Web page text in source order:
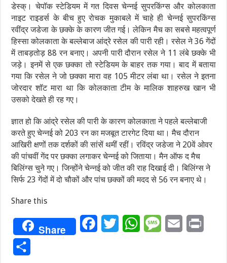
डेस्क्।चेपॉक स्टेडियम मेंगत दिवस चेन्नई सुपरकिंग्स और कोलकाता
नाइट राइडर्स के बीचहुए रोचक मुकाबले में चाहे ही चेन्नई सुपरकिंग्स
रवींद्रजडेजा केछक्केकेकारणजीतगई। लेकिनमैचकासबसेमहत्वपूर्ण
हिस्साकोलकाताकेबल्लेबाजआंद्रे रसेल कीपारीरही। रसेलने36गेंदों
में ताबड़तोड़ 88रन बनाए। अपनी पारी दौरान रसेल ने11लंबे छक्के भी
जड़े। इनमें से एक छक्का तो स्टेडियम के बाहर तक गया। बाद में बताया
गया कि रसेल ने जो छक्का मारा वह 105मीटर लंबा था। रसेल ने इतना
जोरदार शॉट मारा था कि कोलकाता टीम के मालिक शाहरुख खान भी
उसकोदेखतेहीरहगए।
ज्ञात हो किआंद्रेरसेलकीपारीकेकारणकोलकातानेपहलेबल्लेबाजी
करतेहुएचेन्नईको 203रनकामजबूतटारगेटदियाथा। मैचदौरान
आखिरीक्षणोंतकदर्शकोंकीसांसेंथमींरहीं। रविंद्रजडेजाने20वेंओवर
कीपांचवींगेंदपरछक्कालगाकरचेन्नईकोजिताया। मैनऑफदमैच
बिलिंग्सचुनेगए। जिन्होंनेचेन्नईकोजीतकीराहदिखाईदी। बिलिंग्सने
सिर्फ 23गेंदोंमेंदोचौकोंऔरपांचछक्कोंकीमददसे 56रनबनाएथे।
Share this
Share FacebookTwitterWhatsAppMessageEmail